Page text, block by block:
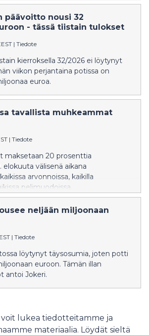
päävoitto nousi 32
- tässä tiistain tulokset
| Tiedote
kierroksella 32/2026 ei löytynyt
viikon perjantaina potissa on
euroa.
tavallista muhkeammat
| Tiedote
maksetaan 20 prosenttia
elokuuta välisenä aikana
arvonnoissa, kaikilla
pelimuodoissa.
neljään miljoonaan
| Tiedote
löytynyt täysosumia, joten potti
euroon. Tämän illan
antoi Jokeri.
lukea tiedotteitamme ja
materiaalia. Löydät sieltä